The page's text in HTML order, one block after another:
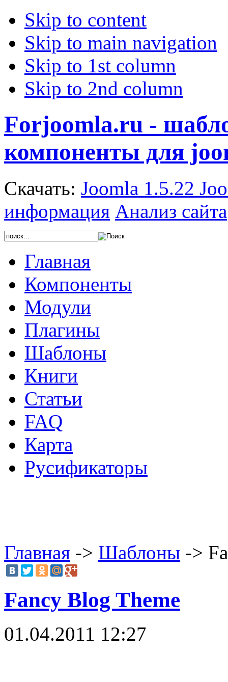
Skip to content
Skip to main navigation
Skip to 1st column
Skip to 2nd column
Forjoomla.ru -
компоненты для
Скачать: Joomla 1.5.22
информация Анализ сайта
Главная
Компоненты
Модули
Плагины
Шаблоны
Книги
Статьи
FAQ
Карта
Русификаторы
Главная -> Шаблоны ->
Fancy Blog Theme
01.04.2011 12:27